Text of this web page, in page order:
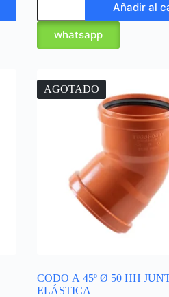
Añadir al
whatsapp
AGOTADO
CODO A 45º Ø 50 HH
ELÁSTICA